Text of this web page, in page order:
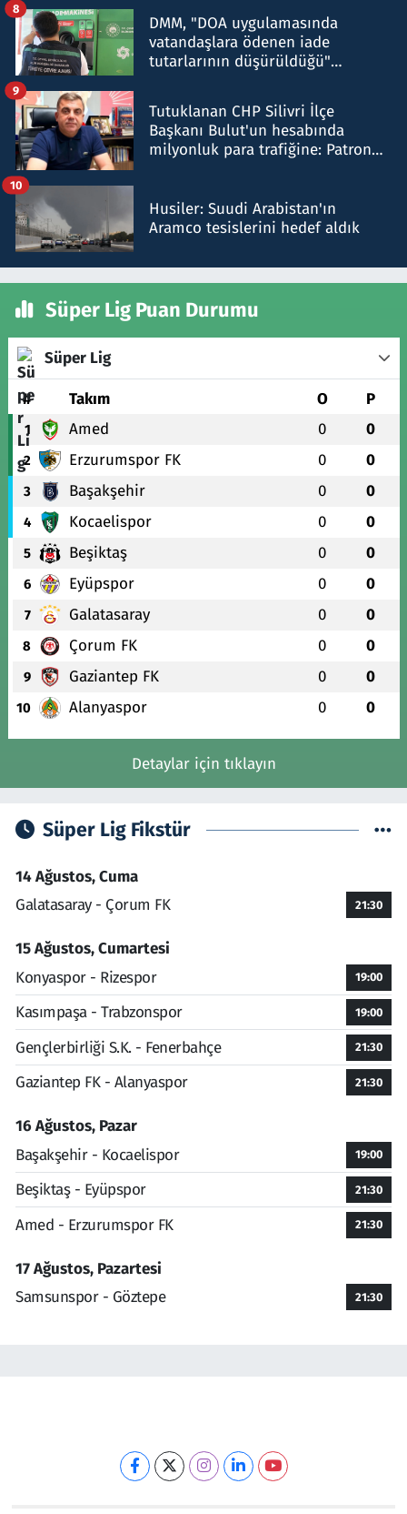
DMM, "DOA uygulamasında
vatandaşlara ödenen iade
tutarlarının düşürüldüğü"
8
Tutuklanan CHP Silivri İlçe
Başkanı Bulut'un hesabında
milyonluk para trafiğine: Patron
9
Husiler: Suudi Arabistan'ın
Aramco tesislerini hedef aldık
10
Süper Lig Puan Durumu
Süper Lig
# Takım O P
1 Amed 0 0
2 Erzurumspor FK 0 0
3 Başakşehir 0 0
4 Kocaelispor 0 0
5 Beşiktaş 0 0
6 Eyüpspor 0 0
7 Galatasaray 0 0
8 Çorum FK 0 0
9 Gaziantep FK 0 0
10 Alanyaspor 0 0
Detaylar için tıklayın
Süper Lig Fikstür
14 Ağustos, Cuma
Galatasaray - Çorum FK
21:30
15 Ağustos, Cumartesi
Konyaspor - Rizespor
19:00
Kasımpaşa - Trabzonspor 19:00
Gençlerbirliği S.K. - Fenerbahçe 21:30
Gaziantep FK - Alanyaspor 21:30
16 Ağustos, Pazar
Başakşehir - Kocaelispor
19:00
Beşiktaş - Eyüpspor 21:30
Amed - Erzurumspor FK 21:30
17 Ağustos, Pazartesi
Samsunspor - Göztepe
21:30